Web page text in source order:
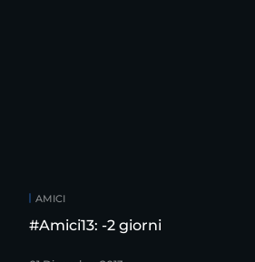
AMICI
#Amici13: -2 giorni